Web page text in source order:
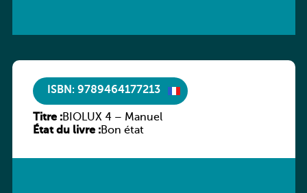
ISBN: 9789464177213
Titre :BIOLUX 4 – Manuel
État du livre :Bon état